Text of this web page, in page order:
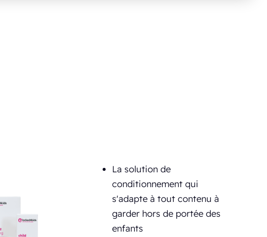
La solution de
conditionnement qui
s'adapte à tout contenu à
garder hors de portée des
enfants